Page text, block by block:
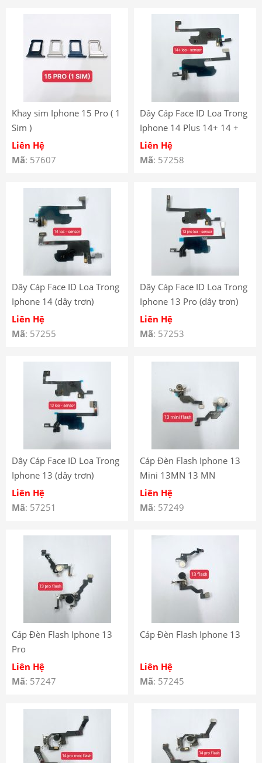
Khay sim Iphone 15 Pro ( 1
Sim )
Liên Hệ
Mã: 57607
Dây Cáp Face ID Loa Trong
Iphone 14 Plus 14+ 14 +
(dây trơn)
Liên Hệ
Mã: 57258
Dây Cáp Face ID Loa Trong
Iphone 14 (dây trơn)
Liên Hệ
Mã: 57255
Dây Cáp Face ID Loa Trong
Iphone 13 Pro (dây trơn)
Liên Hệ
Mã: 57253
Dây Cáp Face ID Loa Trong
Iphone 13 (dây trơn)
Liên Hệ
Mã: 57251
Cáp Đèn Flash Iphone 13
Mini 13MN 13 MN
Liên Hệ
Mã: 57249
Cáp Đèn Flash Iphone 13
Pro
Liên Hệ
Mã: 57247
Cáp Đèn Flash Iphone 13
Liên Hệ
Mã: 57245